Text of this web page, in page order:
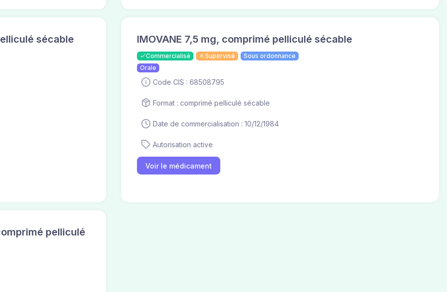
sécable IMOVANE 7,5 mg, comprimé pelliculé sécable
Commercialisé Supervisé
Sous ordonnance
Orale
Code CIS : 68508795
Format : comprimé pelliculé sécable
Date de commercialisation : 10/12/1984
Autorisation active
Voir le médicament
pelliculé